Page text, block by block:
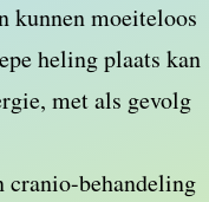
kunnen moeiteloos
heling plaats kan
met als gevolg
cranio-behandeling